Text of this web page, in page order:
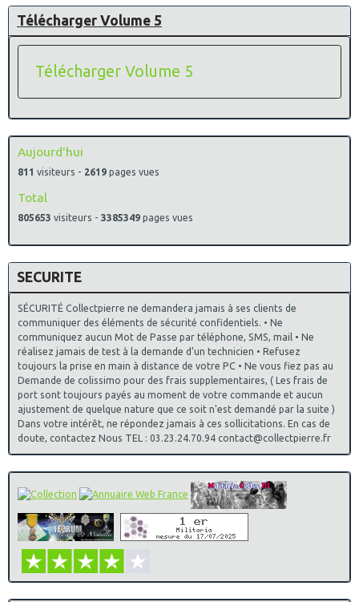
Télécharger Volume 5
Télécharger Volume 5
Aujourd'hui
811 visiteurs - 2619 pages vues
Total
805653 visiteurs - 3385349 pages vues
SECURITE
SÉCURITÉ Collectpierre ne demandera jamais à ses clients de
communiquer des éléments de sécurité confidentiels. • Ne
communiquez aucun Mot de Passe par téléphone, SMS, mail • Ne
réalisez jamais de test à la demande d’un technicien • Refusez
toujours la prise en main à distance de votre PC • Ne vous fiez pas au
Demande de colissimo pour des frais supplementaires, ( Les frais de
port sont toujours payés au moment de votre commande et aucun
ajustement de quelque nature que ce soit n'est demandé par la suite )
Dans votre intérêt, ne répondez jamais à ces sollicitations. En cas de
doute, contactez Nous TEL : 03.23.24.70.94 contact@collectpierre.fr